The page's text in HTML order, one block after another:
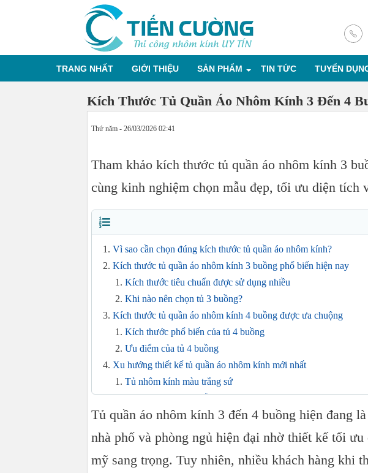
TRANG NHẤT GIỚI THIỆU SẢN PHẨM TIN TỨC TUYỂN
Kích Thước Tủ Quần Áo Nhôm Kính 3 Đến 4
Thứ năm - 26/03/2026 02:41
Tham khảo kích thước tủ quần áo nhôm kính 3
cùng kinh nghiệm chọn mẫu đẹp, tối ưu diện tích
Vì sao cần chọn đúng kích thước tủ quần áo nhôm kính?
Kích thước tủ quần áo nhôm kính 3 buồng phổ biến hiện nay
Kích thước tiêu chuẩn được sử dụng nhiều
Khi nào nên chọn tủ 3 buồng?
Kích thước tủ quần áo nhôm kính 4 buồng được ưa chuộng
Kích thước phổ biến của tủ 4 buồng
Ưu điểm của tủ 4 buồng
Xu hướng thiết kế tủ quần áo nhôm kính mới nhất
Tủ nhôm kính màu trắng sứ
Tủ nhôm kính vân gỗ
Tủ cánh kính sọc hoặc kính mờ
Kinh nghiệm thực tế khi đặt đóng tủ quần áo nhôm kính
Nên đo thực tế trước khi thiết kế
Chia khoang tủ hợp lý
Tủ quần áo nhôm kính 3 đến 4 buồng hiện đang
nhà phố và phòng ngủ hiện đại nhờ thiết kế tối
mỹ sang trọng. Tuy nhiên, nhiều khách hàng khi